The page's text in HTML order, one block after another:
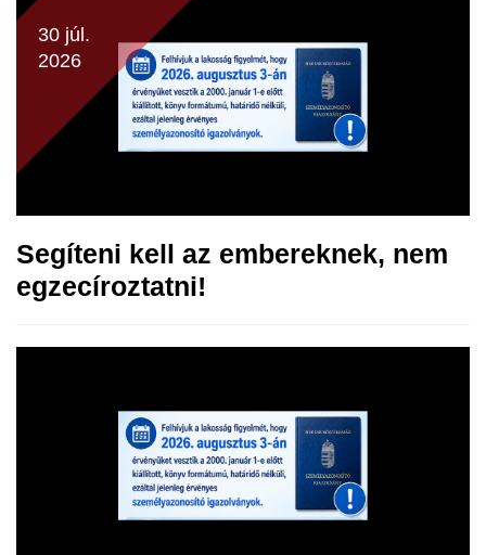
30 júl.
2026
Segíteni kell az embereknek, nem
egzecíroztatni!